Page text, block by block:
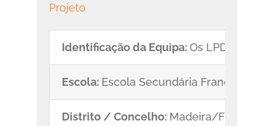
Projeto
Identificação da Equipa:Os LPD
Escola: Escola Secundária Francisco
Distrito / Concelho: Madeira/Funchal